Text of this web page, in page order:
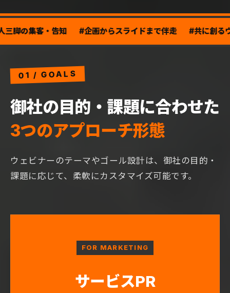
・告知 #企画からスライドまで伴走 #共に創るウェビナー
01 / GOALS
御社の目的・課題に合わせた
3つのアプローチ形態
ウェビナーのテーマやゴール設計は、御社の目的・
課題に応じて、柔軟にカスタマイズ可能です。
FOR MARKETING
サービスPR